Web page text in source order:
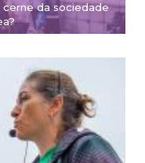
da sociedade